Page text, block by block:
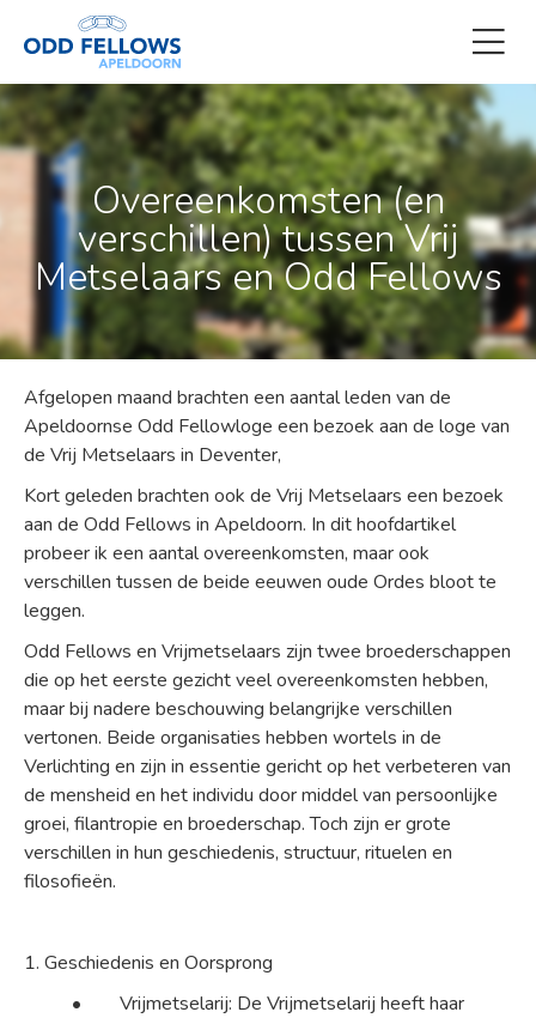
Overeenkomsten (en
verschillen) tussen Vrij
Metselaars en Odd Fellows
Afgelopen maand brachten een aantal leden van de
Apeldoornse Odd Fellowloge een bezoek aan de loge van
de Vrij Metselaars in Deventer,
Kort geleden brachten ook de Vrij Metselaars een bezoek
aan de Odd Fellows in Apeldoorn. In dit hoofdartikel
probeer ik een aantal overeenkomsten, maar ook
verschillen tussen de beide eeuwen oude Ordes bloot te
leggen.
Odd Fellows en Vrijmetselaars zijn twee broederschappen
die op het eerste gezicht veel overeenkomsten hebben,
maar bij nadere beschouwing belangrijke verschillen
vertonen. Beide organisaties hebben wortels in de
Verlichting en zijn in essentie gericht op het verbeteren van
de mensheid en het individu door middel van persoonlijke
groei, filantropie en broederschap. Toch zijn er grote
verschillen in hun geschiedenis, structuur, rituelen en
filosofieën.
1. Geschiedenis en Oorsprong
• Vrijmetselarij: De Vrijmetselarij heeft haar